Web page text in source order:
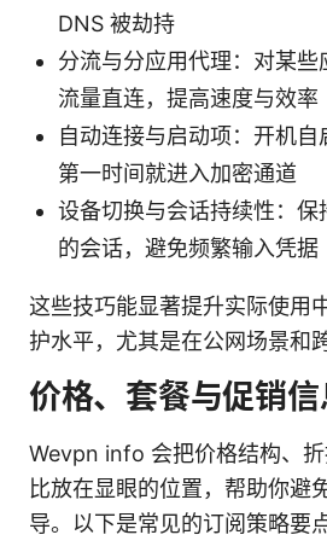
DNS 被劫持
分流与分应用代理：对某
流量直连，提高速度与效率
自动连接与启动项：开机
第一时间就进入加密通道
设备切换与会话持续性：保
的会话，避免频繁输入凭据
这些技巧能显著提升实际使用
护水平，尤其是在公网场景和
价格、套餐与促销信
Wevpn info 会把价格结构、
比放在显眼的位置，帮助你避
导。以下是常见的订阅策略要点